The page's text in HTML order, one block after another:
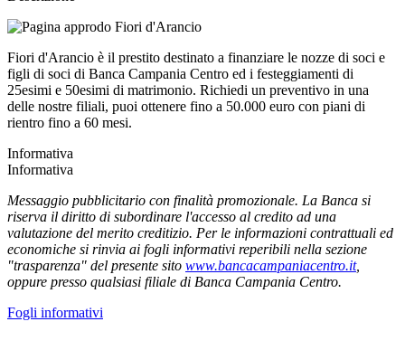
Fiori d'Arancio è il prestito destinato a finanziare le nozze di soci e
figli di soci di Banca Campania Centro ed i festeggiamenti di
25esimi e 50esimi di matrimonio. Richiedi un preventivo in una
delle nostre filiali, puoi ottenere fino a 50.000 euro con piani di
rientro fino a 60 mesi.
Informativa
Informativa
Messaggio pubblicitario con finalità promozionale. La Banca si
riserva il diritto di subordinare l'accesso al credito ad una
valutazione del merito creditizio. Per le informazioni contrattuali ed
economiche si rinvia ai fogli informativi reperibili nella sezione
"trasparenza" del presente sito www.bancacampaniacentro.it,
oppure presso qualsiasi filiale di Banca Campania Centro.
Fogli informativi